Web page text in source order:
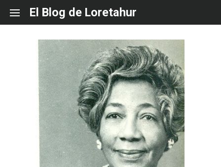
content
El Blog de Loretahur